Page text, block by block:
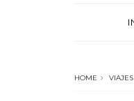
HOME VIAJES